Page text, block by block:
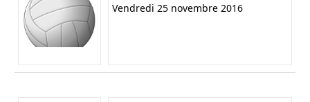
Vendredi 25 novembre 2016